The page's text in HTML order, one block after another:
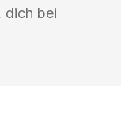
dich bei